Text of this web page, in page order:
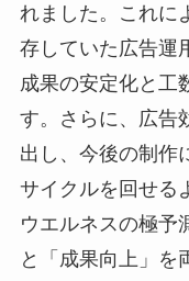
れました。これに
存していた広告運
成果の安定化と工
す。さらに、広告
出し、今後の制作
サイクルを回せる
ウエルネスの極予
と「成果向上」を